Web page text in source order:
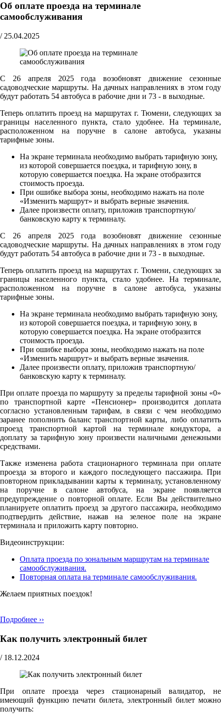
Об оплате проезда на терминале
самообслуживания
/ 25.04.2025
С 26 апреля 2025 года возобновят движение сезонные
садоводческие маршруты. На дачных направлениях в этом году
будут работать 54 автобуса в рабочие дни и 73 - в выходные.
Теперь оплатить проезд на маршрутах г. Тюмени, следующих за
границы населенного пункта, стало удобнее. На терминале,
расположенном на поручне в салоне автобуса, указаны
тарифные зоны.
На экране терминала необходимо выбрать тарифную зону,
из которой совершается поездка, и тарифную зону, в
которую совершается поездка. На экране отобразится
стоимость проезда.
При ошибке выбора зоны, необходимо нажать на поле
«Изменить маршрут» и выбрать верные значения.
Далее произвести оплату, приложив транспортную/
банковскую карту к терминалу.
С 26 апреля 2025 года возобновят движение сезонные
садоводческие маршруты. На дачных направлениях в этом году
будут работать 54 автобуса в рабочие дни и 73 - в выходные.
Теперь оплатить проезд на маршрутах г. Тюмени, следующих за
границы населенного пункта, стало удобнее. На терминале,
расположенном на поручне в салоне автобуса, указаны
тарифные зоны.
На экране терминала необходимо выбрать тарифную зону,
из которой совершается поездка, и тарифную зону, в
которую совершается поездка. На экране отобразится
стоимость проезда.
При ошибке выбора зоны, необходимо нажать на поле
«Изменить маршрут» и выбрать верные значения.
Далее произвести оплату, приложив транспортную/
банковскую карту к терминалу.
При оплате проезда по маршруту за пределы тарифной зоны «0»
по транспортной карте «Пенсионер» производится доплата
согласно установленным тарифам, в связи с чем необходимо
заранее пополнить баланс транспортной карты, либо оплатить
проезд транспортной картой на терминале кондуктора, а
доплату за тарифную зону произвести наличными денежными
средствами.
Также изменена работа стационарного терминала при оплате
проезда за второго и каждого последующего пассажира. При
повторном прикладывании карты к терминалу, установленному
на поручне в салоне автобуса, на экране появляется
предупреждение о повторной оплате. Если Вы действительно
планируете оплатить проезд за другого пассажира, необходимо
подтвердить действие, нажав на зеленое поле на экране
терминала и приложить карту повторно.
Видеоинструкции:
Оплата проезда по зональным маршрутам на терминале
самообслуживания.
Повторная оплата на терминале самообслуживания.
Желаем приятных поездок!
Подробнее ››
Как получить электронный билет
/ 18.12.2024
При оплате проезда через стационарный валидатор, не
имеющий функцию печати билета, электронный билет можно
получить: